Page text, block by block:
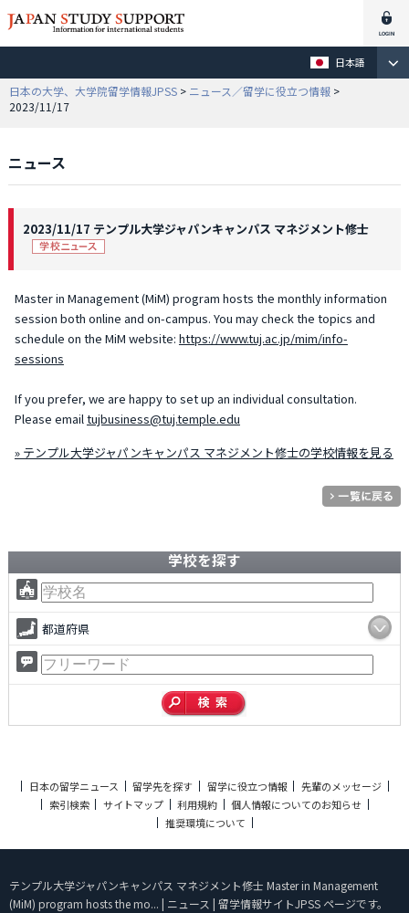
日本語
日本の大学、大学院留学情報JPSS > ニュース／留学に役立つ情報 >
2023/11/17
ニュース
2023/11/17 テンプル大学ジャパンキャンパス マネジメント修士
Master in Management (MiM) program hosts the monthly information
session both online and on-campus. You may check the topics and
schedule on the MiM website: https://www.tuj.ac.jp/mim/info-
sessions
If you prefer, we are happy to set up an individual consultation.
Please emailtujbusiness@tuj.temple.edu
» テンプル大学ジャパンキャンパス マネジメント修士の学校情報を見る
学校を探す
都道府県
日本の留学ニュース 留学先を探す 留学に役立つ情報
先輩のメッセージ
索引検索
サイトマップ 利用規約
個人情報についてのお知らせ
推奨環境について
テンプル大学ジャパンキャンパス マネジメント修士 Master in Management
(MiM) program hosts the mo... | ニュース | 留学情報サイトJPSS ページです。